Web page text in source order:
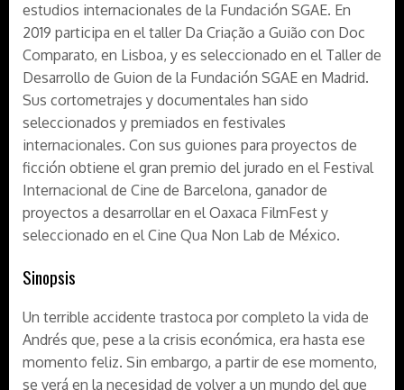
estudios internacionales de la Fundación SGAE. En
2019 participa en el taller Da Criação a Guião con Doc
Comparato, en Lisboa, y es seleccionado en el Taller de
Desarrollo de Guion de la Fundación SGAE en Madrid.
Sus cortometrajes y documentales han sido
seleccionados y premiados en festivales
internacionales. Con sus guiones para proyectos de
ficción obtiene el gran premio del jurado en el Festival
Internacional de Cine de Barcelona, ganador de
proyectos a desarrollar en el Oaxaca FilmFest y
seleccionado en el Cine Qua Non Lab de México.
Sinopsis
Un terrible accidente trastoca por completo la vida de
Andrés que, pese a la crisis económica, era hasta ese
momento feliz. Sin embargo, a partir de ese momento,
se verá en la necesidad de volver a un mundo del que